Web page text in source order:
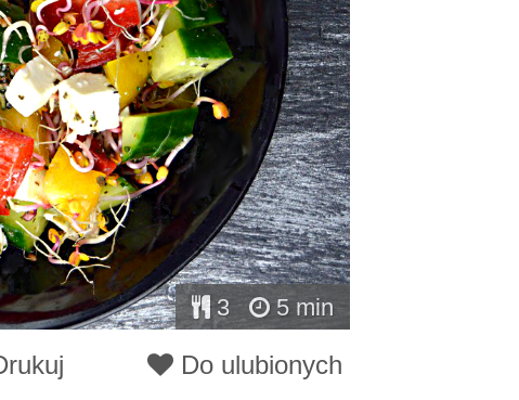
3 5 min
Do ulubionych